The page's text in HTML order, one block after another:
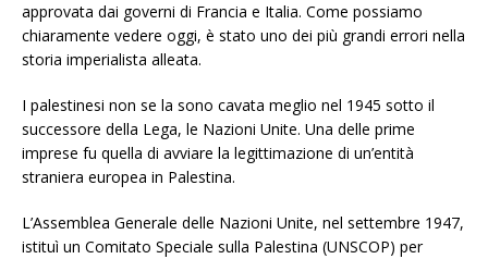
approvata dai governi di Francia e Italia. Come possiamo
chiaramente vedere oggi, è stato uno dei più grandi errori nella
storia imperialista alleata.
I palestinesi non se la sono cavata meglio nel 1945 sotto il
successore della Lega, le Nazioni Unite. Una delle prime
imprese fu quella di avviare la legittimazione di un’entità
straniera europea in Palestina.
L’Assemblea Generale delle Nazioni Unite, nel settembre 1947,
istituì un Comitato Speciale sulla Palestina (UNSCOP) per